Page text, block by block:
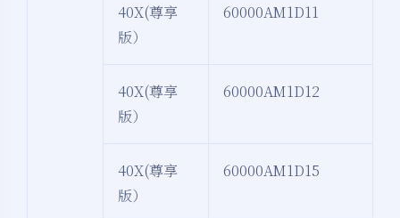
40X(尊享
版）
60000AM1D11
40X(尊享
版）
60000AM1D12
40X(尊享
版）
60000AM1D15